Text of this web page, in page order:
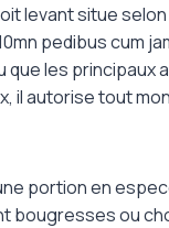
levant situe
pedibus cum
que les principaux
il autorise tout
portion en
bougresses ou